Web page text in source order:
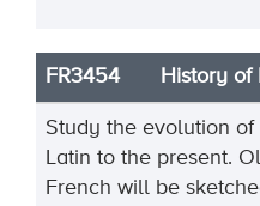
FR3454 History of
Study the evolution of
Latin to the present.
French will be